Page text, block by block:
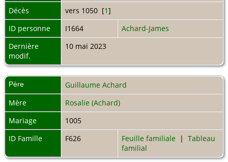
Décès
vers 1050 [1]
ID personne
I1664
Achard-James
Dernière
modif.
10 mai 2023
Père
Guillaume Achard
Mère
Rosalie (Achard)
Mariage
1005
ID Famille
F626 Feuille familiale | Tableau
familial